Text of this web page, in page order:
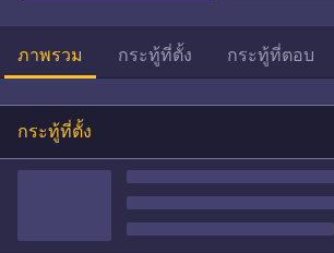
ภาพรวม กระทู้ที่ตั้ง กระทู้ที่ตอบ
กระทู้ที่ตั้ง